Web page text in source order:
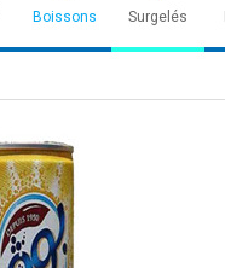
Boissons Surgelés